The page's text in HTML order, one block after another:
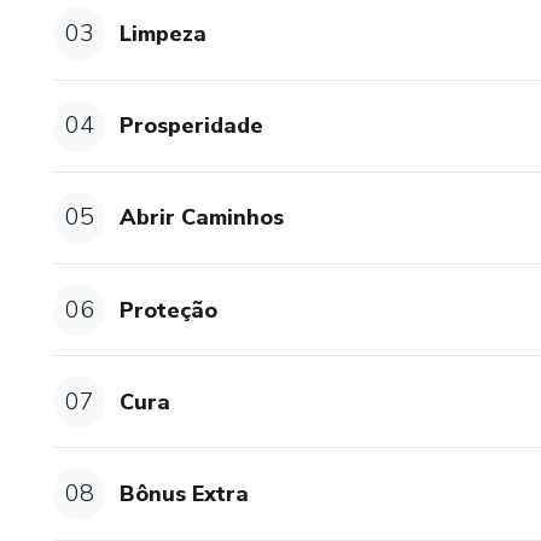
mais feliz.
03 Limpeza
04 Prosperidade
05 Abrir Caminhos
06 Proteção
07 Cura
08 Bônus Extra